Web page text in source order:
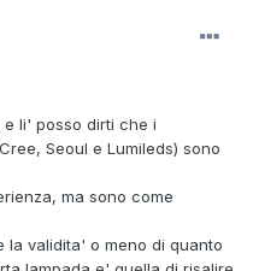
e li' posso dirti che i
Seoul e Lumileds) sono
ma sono come
validita' o meno di quanto